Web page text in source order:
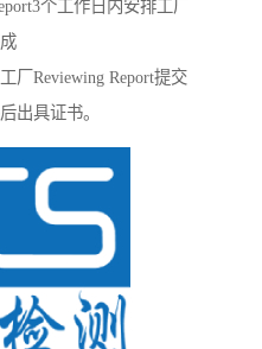
个工作日内安排工厂
厂Reviewing Report提交
出具证书。